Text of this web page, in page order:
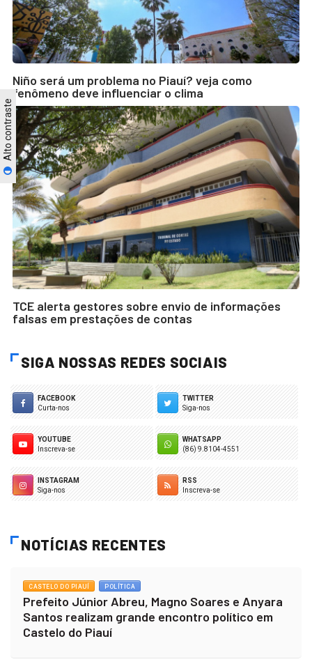
Alto contraste
Niño será um problema no Piauí? veja como
fenômeno deve influenciar o clima
TCE alerta gestores sobre envio de informações
falsas em prestações de contas
SIGA NOSSAS REDES SOCIAIS
FACEBOOK
Curta-nos
TWITTER
Siga-nos
YOUTUBE
Inscreva-se
WHATSAPP
(86) 9.8104-4551
INSTAGRAM
Siga-nos
RSS
Inscreva-se
NOTÍCIAS RECENTES
CASTELO DO PIAUÍ POLÍTICA
Prefeito Júnior Abreu, Magno Soares e Anyara
Santos realizam grande encontro político em
Castelo do Piauí